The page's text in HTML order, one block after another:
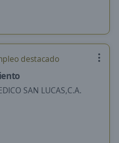
destacado
SAN LUCAS,C.A.